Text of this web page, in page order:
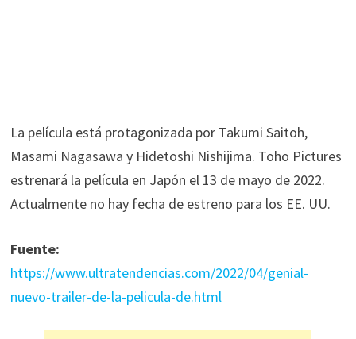
La película está protagonizada por Takumi Saitoh,
Masami Nagasawa y Hidetoshi Nishijima. Toho Pictures
estrenará la película en Japón el 13 de mayo de 2022.
Actualmente no hay fecha de estreno para los EE. UU.
Fuente:
https://www.ultratendencias.com/2022/04/genial-
nuevo-trailer-de-la-pelicula-de.html